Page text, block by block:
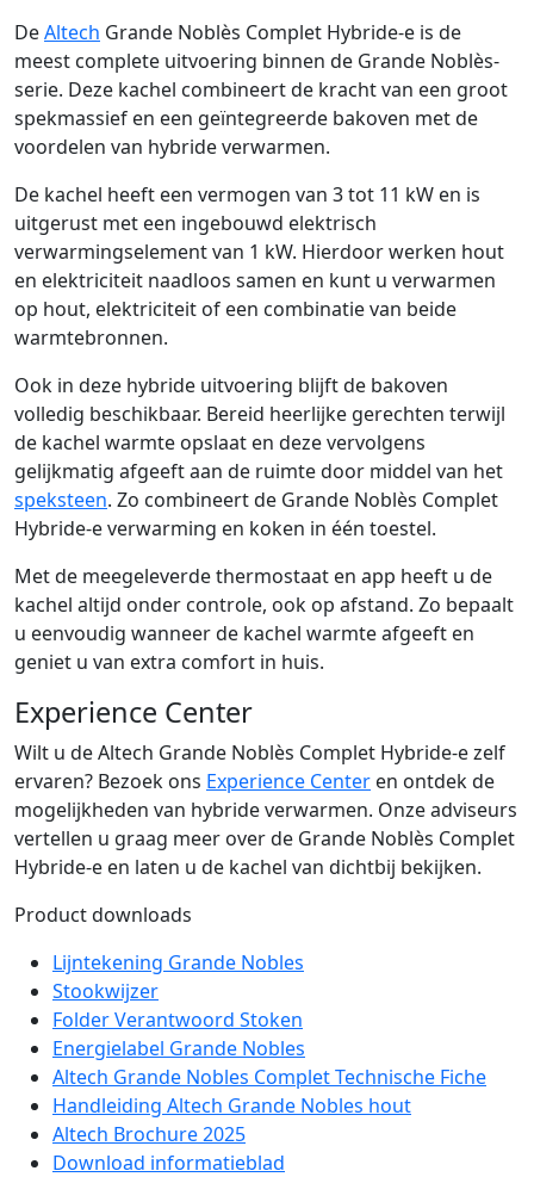
DeAltech Grande Noblès Complet Hybride-e is de
meest complete uitvoering binnen de Grande Noblès-
serie. Deze kachel combineert de kracht van een groot
spekmassief en een geïntegreerde bakoven met de
voordelen van hybride verwarmen.
De kachel heeft een vermogen van 3 tot 11 kW en is
uitgerust met een ingebouwd elektrisch
verwarmingselement van 1 kW. Hierdoor werken hout
en elektriciteit naadloos samen en kunt u verwarmen
op hout, elektriciteit of een combinatie van beide
warmtebronnen.
Ook in deze hybride uitvoering blijft de bakoven
volledig beschikbaar. Bereid heerlijke gerechten terwijl
de kachel warmte opslaat en deze vervolgens
gelijkmatig afgeeft aan de ruimte door middel van het
speksteen. Zo combineert de Grande Noblès Complet
Hybride-e verwarming en koken in één toestel.
Met de meegeleverde thermostaat en app heeft u de
kachel altijd onder controle, ook op afstand. Zo bepaalt
u eenvoudig wanneer de kachel warmte afgeeft en
geniet u van extra comfort in huis.
Experience Center
Wilt u de Altech Grande Noblès Complet Hybride-e zelf
ervaren? Bezoek ons Experience Center en ontdek de
mogelijkheden van hybride verwarmen. Onze adviseurs
vertellen u graag meer over de Grande Noblès Complet
Hybride-e en laten u de kachel van dichtbij bekijken.
Product downloads
Lijntekening Grande Nobles
Stookwijzer
Folder Verantwoord Stoken
Energielabel Grande Nobles
Altech Grande Nobles Complet Technische Fiche
Handleiding Altech Grande Nobles hout
Altech Brochure 2025
Download informatieblad